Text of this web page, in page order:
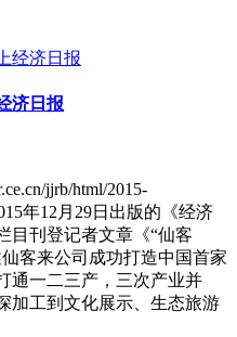
济日报
jjrb/html/2015-
年12月29日出版的《经济
目刊登记者文章《“仙客
客来公司成功打造中国首家
通一二三产，三次产业并
加工到文化展示、生态旅游